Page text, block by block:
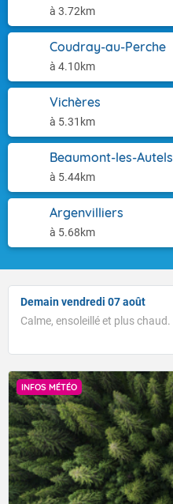
à 3.72km
Coudray-au-Perche
à 4.10km
Vichères
à 5.31km
Beaumont-les-Autels
à 5.44km
Argenvilliers
à 5.68km
Demain vendredi 07 août
Calme, ensoleillé et plus chaud.
INFOS MÉTÉO